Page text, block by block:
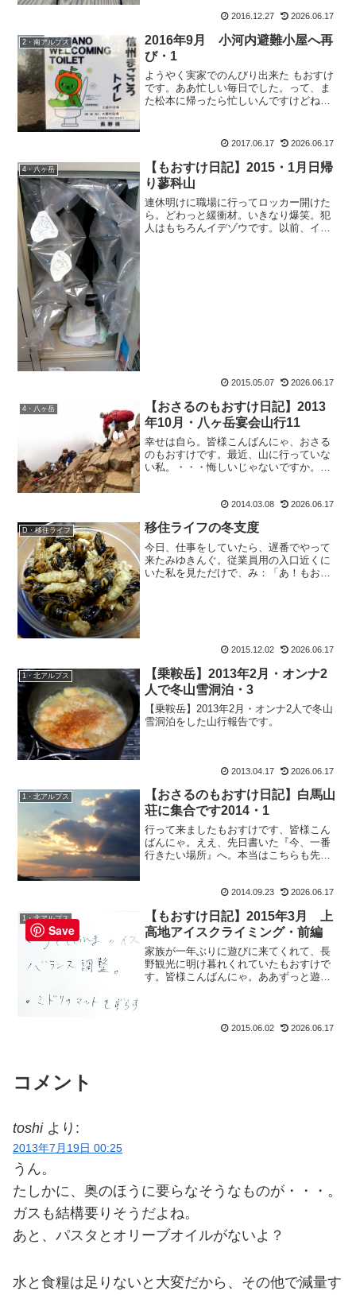
2016.12.27 2026.06.17
2・南アルプス
2016年9月 小河内避難小屋へ再
び・1
ようやく実家でのんびり出来た もおすけ
です。ああ忙しい毎日でした。って、ま
た松本に帰ったら忙しいんですけどね。5
戻ったので、これから怒涛の更新撃をお
2017.06.17 2026.06.17
4・八ヶ岳
【もおすけ日記】2015・1月日帰
り蓼科山
連休明けに職場に行ってロッカー開けた
ら。どわっと緩衝材。いきなり爆笑。犯
人はもちろんイデゾウです。以前、イデ
2015.05.07 2026.06.17
4・八ヶ岳
【おさるのもおすけ日記】2013
年10月・八ヶ岳宴会山行11
幸せは自ら。皆様こんばんにゃ、おさる
のもおすけです。最近、山に行っていな
い私。・・・悔しいじゃないですか。だ
しゃるお山。ワタクシ、山頂に祠がある
お山って大好きなんです。...
2014.03.08 2026.06.17
D・移住ライフ 移住ライフの冬支度
今日、仕事をしていたら、遅番でやって
来たみゆきんぐ。従業員用の入口近くに
いた私を見ただけで、み：「あ！もおす
2015.12.02 2026.06.17
1・北アルプス
【乗鞍岳】2013年2月・オンナ2
人で冬山雪洞泊・3
【乗鞍岳】2013年2月・オンナ2人で冬山
雪洞泊をした山行報告です。
2013.04.17 2026.06.17
1・北アルプス
【おさるのもおすけ日記】白馬山
荘に集合です2014・1
行って来ましたもおすけです、皆様こん
ばんにゃ。ええ、先日書いた『今、一番
行きたい場所』へ。本当はこちらも先日
い。』という彼女のリクエストに応え
2014.09.23 2026.06.17
1・北アルプス
【もおすけ日記】2015年3月 上
高地アイスクライミング・前編
家族が一年ぶりに遊びに来てくれて、長
野観光に明け暮れくれていたもおすけで
す。皆様こんばんにゃ。ああずっと遊ん
の微調整ね。じゃあついで...
2015.06.02 2026.06.17
コメント
toshi より:
2013年7月19日 00:25
うん。
たしかに、奥のほうに要らなそうなものが・・・。
ガスも結構要りそうだよね。
あと、パスタとオリーブオイルがないよ？
水と食糧は足りないと大変だから、その他で減量す
Save